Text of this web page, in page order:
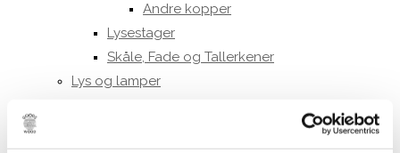
Andre kopper
Lysestager
Skåle, Fade og Tallerkener
Lys og lamper